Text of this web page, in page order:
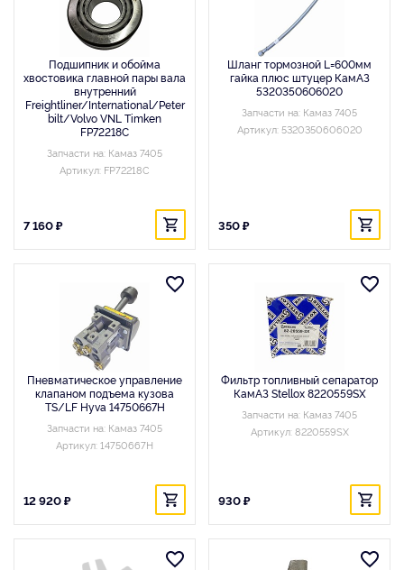
Подшипник и обойма
хвостовика главной пары вала
внутренний
Freightliner/International/Peter
bilt/Volvo VNL Timken
FP72218C
Запчасти на: Камаз 7405
Артикул: FP72218C
7 160 ₽
Шланг тормозной L=600мм
гайка плюс штуцер КамАЗ
5320350606020
Запчасти на: Камаз 7405
Артикул: 5320350606020
350 ₽
Пневматическое управление
клапаном подъема кузова
TS/LF Hyva 14750667H
Запчасти на: Камаз 7405
Артикул: 14750667H
12 920 ₽
Фильтр топливный сепаратор
КамАЗ Stellox 8220559SX
Запчасти на: Камаз 7405
Артикул: 8220559SX
930 ₽